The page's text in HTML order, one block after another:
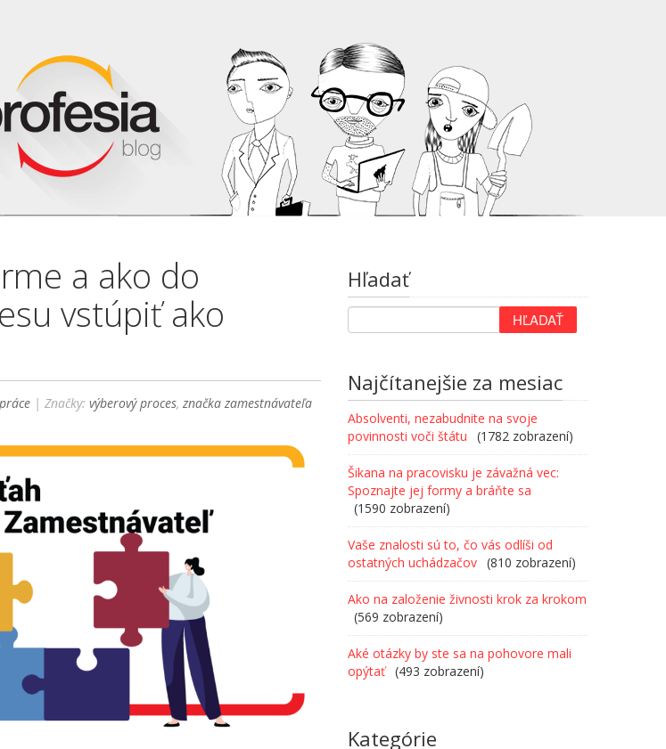
a ako do
vstúpiť ako
| Značky:výberový proces,značka zamestnávateľa
Hľadať
Najčítanejšie za mesiac
Absolventi, nezabudnite na svoje
povinnosti voči štátu
(1782 zobrazení)
Šikana na pracovisku je závažná vec:
Spoznajte jej formy a bráňte sa
(1590 zobrazení)
Vaše znalosti sú to, čo vás odlíši od
ostatných uchádzačov (810 zobrazení)
Ako na založenie živnosti krok za krokom
(569 zobrazení)
Aké otázky by ste sa na pohovore mali
opýtať (493 zobrazení)
Kategórie